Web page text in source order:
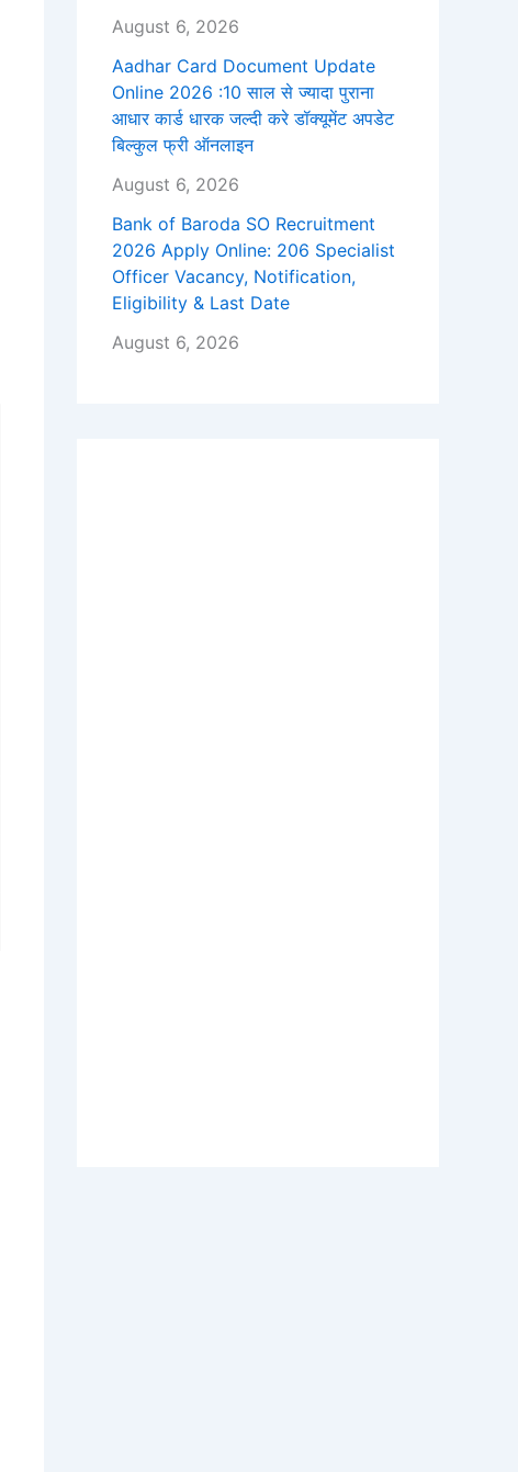
August 6, 2026
Aadhar Card Document Update
Online 2026 :10 साल से ज्यादा पुराना
आधार कार्ड धारक जल्दी करे डॉक्यूमेंट अपडेट
बिल्कुल फ्री ऑनलाइन
August 6, 2026
Bank of Baroda SO Recruitment
2026 Apply Online: 206 Specialist
Officer Vacancy, Notification,
Eligibility & Last Date
August 6, 2026